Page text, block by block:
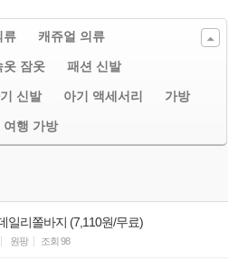
류 캐쥬얼 의류
옷 잠옷 패션 신발
신발 아기 액세서리 가방
여행 가방
일리쫄바지 (7,110원/무료)
원팡 조회 98